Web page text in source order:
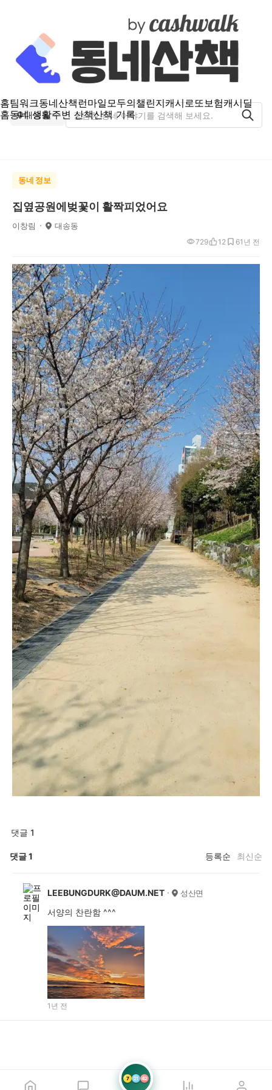
홈팀워크동네산책런마일모두의챌린지캐시로또보험캐시딜
홈동네 생활주변 산책산책 기록
대송동
동네 정보
집옆공원에벚꽃이 활짝피었어요
이창림 대송동
1년 전
729 12 6
댓글 1
댓글1 등록순 최신순
LEEBUNGDURK@DAUM.NET 성산면
서양의 찬란함 ^^^
1년 전
7 21 42